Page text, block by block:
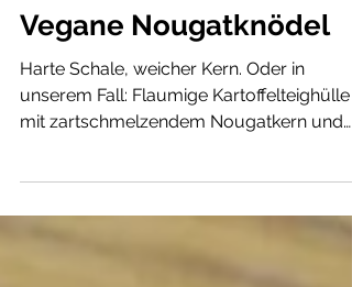
10. Aug. 2018 2 Min. Lesezeit
Vegane Nougatknödel
Harte Schale, weicher Kern. Oder in
mit zartschmelzendem Nougatkern und
knusprigem Crunch. Wir...